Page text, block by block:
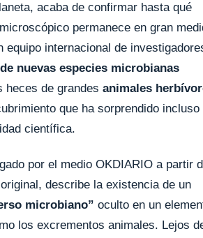
acaba de confirmar hasta qué
permanece en gran
equipo internacional de
nuevas especies microbianas
heces de grandes animales
que ha sorprendido incluso
científica.
por el medio OKDIARIO a partir
describe la existencia de un
microbiano” oculto en un
los excrementos animales. Lejos